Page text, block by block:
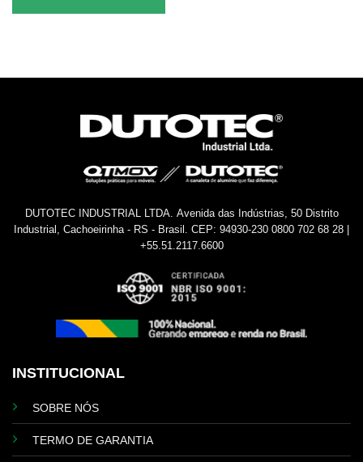
DUTOTEC INDUSTRIAL LTDA. Avenida das Indústrias, 50 Distrito
Industrial, Cachoeirinha - RS - Brasil. CEP: 94930-230 0800 702 68 28 |
+55.51.2117.6600
INSTITUCIONAL
SOBRE NÓS
TERMO DE GARANTIA